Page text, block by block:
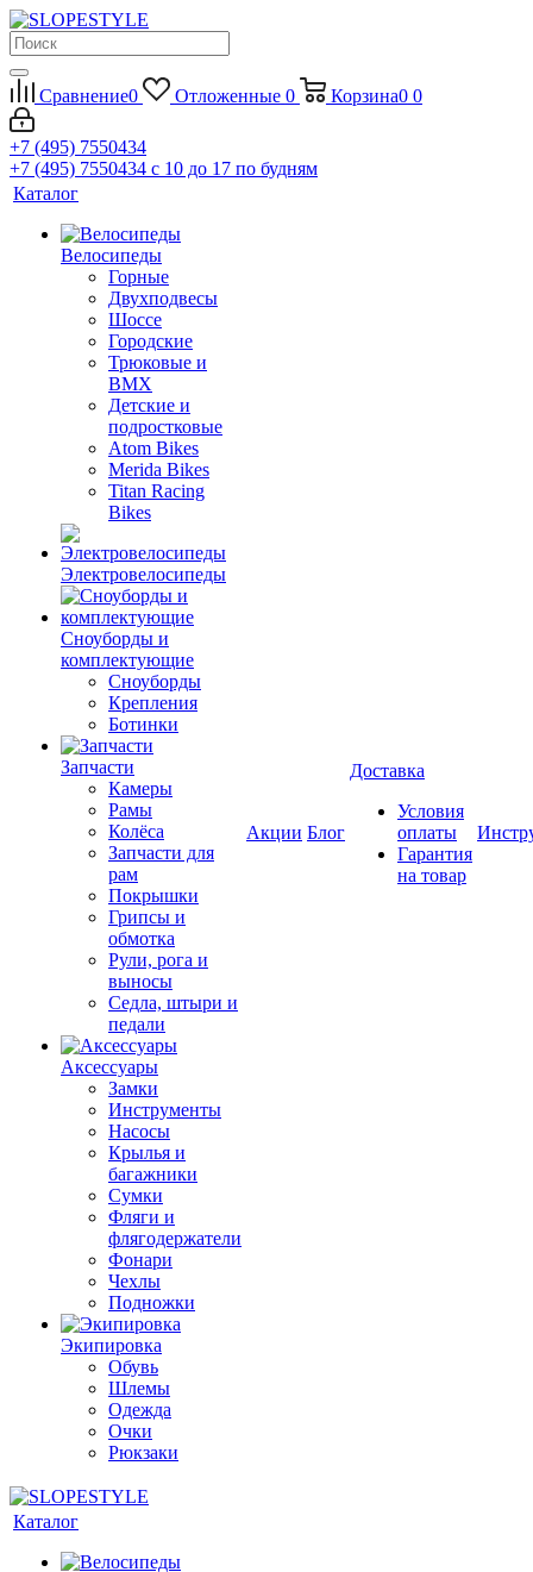
Сравнение0 Отложенные 0 Корзина0 0
+7 (495) 7550434
+7 (495) 7550434 с 10 до 17 по будням
Каталог
Велосипеды
Горные
Двухподвесы
Шоссе
Городские
Трюковые и
BMX
Детские и
подростковые
Atom Bikes
Merida Bikes
Titan Racing
Bikes
Электровелосипеды
Cноуборды и
комплектующие
Сноуборды
Крепления
Ботинки
Запчасти
Камеры
Рамы
Колёса
Запчасти для
рам
Покрышки
Грипсы и
обмотка
Рули, рога и
выносы
Седла, штыри и
педали
Аксессуары
Замки
Инструменты
Насосы
Крылья и
багажники
Сумки
Фляги и
флягодержатели
Фонари
Чехлы
Подножки
Экипировка
Обувь
Шлемы
Одежда
Очки
Рюкзаки
Акции Блог
Доставка
Условия
оплаты
Гарантия
на товар
Каталог